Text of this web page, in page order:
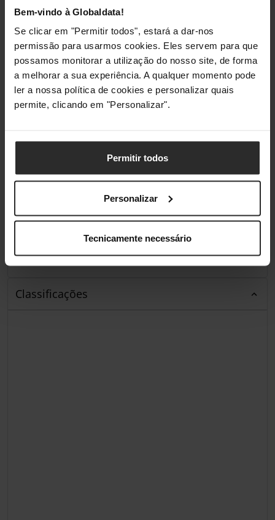
Bem-vindo à Globaldata!
Se clicar em "Permitir todos", estará a dar-nos
permissão para usarmos cookies. Eles servem para que
possamos monitorar a utilização do nosso site, de forma
a melhorar a sua experiência. A qualquer momento pode
ler a nossa política de cookies e personalizar quais
permite, clicando em "Personalizar".
Permitir todos
Personalizar
Tecnicamente necessário
Profundidade
Altura 3,2 mm
Peso 9,98 kg
Embalagem
Profundidade da embalagem 450 mm
Peso da embalagem 11,1 kg
Classificações